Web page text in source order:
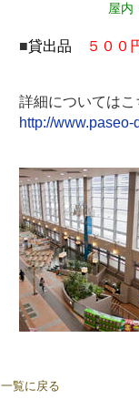
屋内・屋外を問
■貸出品 ５００
詳細については
http://
一覧に戻る